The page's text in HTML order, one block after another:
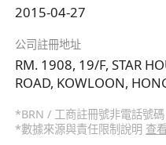
2015-04-27
公司註冊地址
RM. 1908, 19/F, STAR
ROAD, KOWLOON,
*BRN / 工商註冊號非電話號
*數據來源與責任限制說明 查